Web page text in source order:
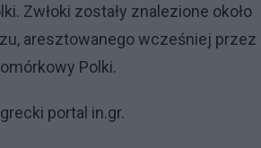
Zwłoki zostały znalezione około
aresztowanego wcześniej przez
Polki.
portal in.gr.